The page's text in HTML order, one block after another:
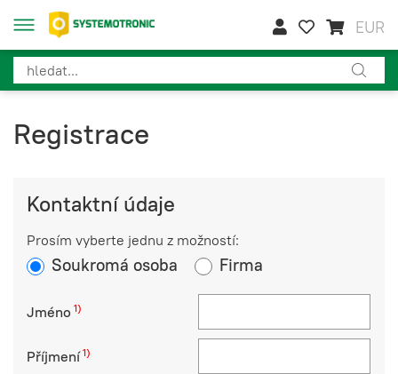
EUR
Registrace
Kontaktní údaje
Prosím vyberte jednu z možností:
Soukromá osoba Firma
Jméno 1)
Příjmení 1)